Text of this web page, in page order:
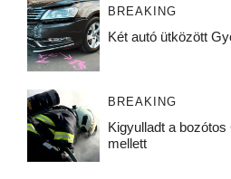
BREAKING
Két autó ütközött
BREAKING
Kigyulladt a
mellett